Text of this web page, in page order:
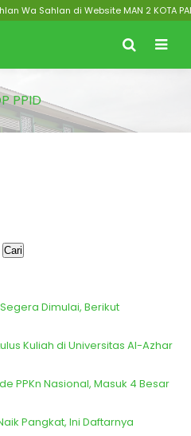
Wa Sahlan di Website MAN 2 KOTA
PPID
Cari
Dimulai, Berikut
Kuliah di Universitas Al-Azhar
PPKn Nasional, Masuk 4 Besar
Pangkat, Ini Daftarnya